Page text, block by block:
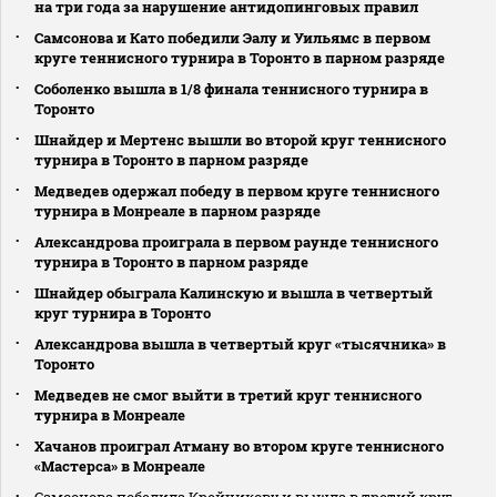
на три года за нарушение антидопинговых правил
Самсонова и Като победили Эалу и Уильямс в первом
круге теннисного турнира в Торонто в парном разряде
Соболенко вышла в 1/8 финала теннисного турнира в
Торонто
Шнайдер и Мертенс вышли во второй круг теннисного
турнира в Торонто в парном разряде
Медведев одержал победу в первом круге теннисного
турнира в Монреале в парном разряде
Александрова проиграла в первом раунде теннисного
турнира в Торонто в парном разряде
Шнайдер обыграла Калинскую и вышла в четвертый
круг турнира в Торонто
Александрова вышла в четвертый круг «тысячника» в
Торонто
Медведев не смог выйти в третий круг теннисного
турнира в Монреале
Хачанов проиграл Атману во втором круге теннисного
«Мастерса» в Монреале